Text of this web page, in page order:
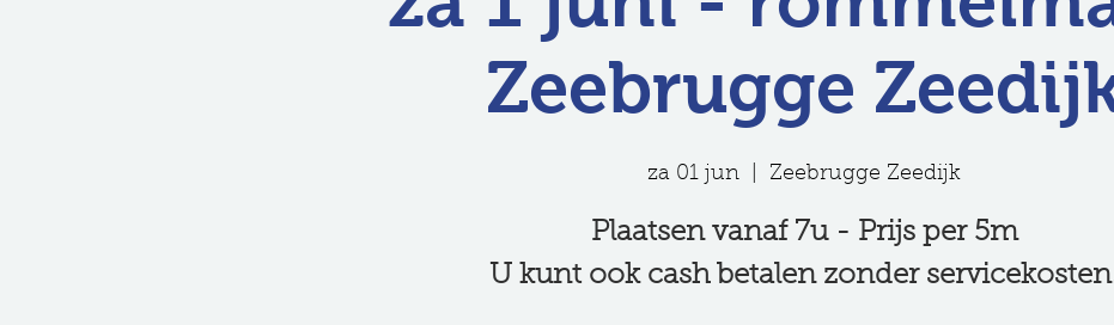
Zeebrugge
za 01 jun Zeebrugge Zeedijk
Plaatsen vanaf 7u - Prijs per 5m
U kunt ook cash betalen zonder